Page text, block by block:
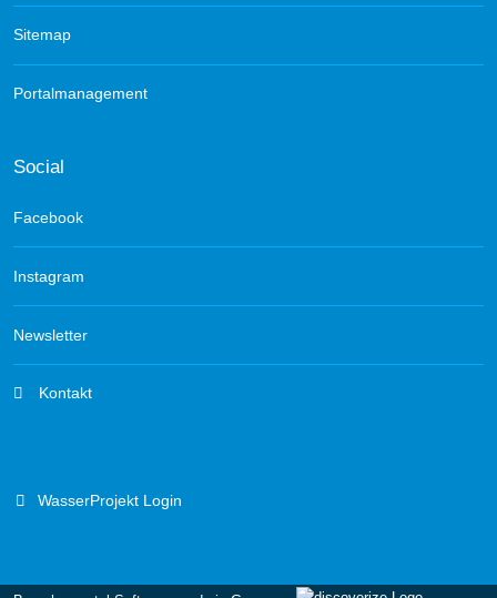
Sitemap
Portalmanagement
Social
Facebook
Instagram
Newsletter
Kontakt
WasserProjekt Login